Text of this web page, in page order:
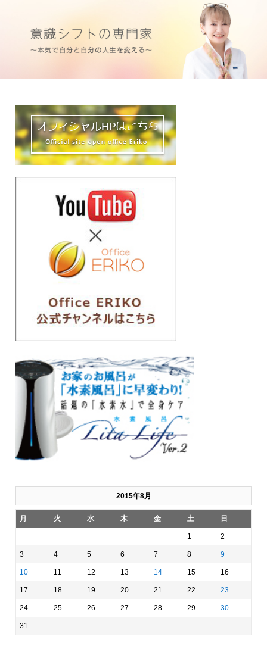
2015年8月
月 火 水 木 金 土 日
1 2
3 4 5 6 7 8 9
10 11 12 13 14 15 16
17 18 19 20 21 22 23
24 25 26 27 28 29 30
31